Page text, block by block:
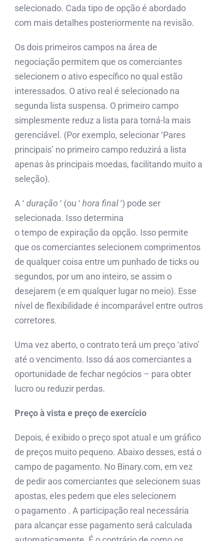
selecionado. Cada tipo de opção é abordado
com mais detalhes posteriormente na revisão.
Os dois primeiros campos na área de
negociação permitem que os comerciantes
selecionem o ativo específico no qual estão
interessados. O ativo real é selecionado na
segunda lista suspensa. O primeiro campo
simplesmente reduz a lista para torná-la mais
gerenciável. (Por exemplo, selecionar ‘Pares
principais’ no primeiro campo reduzirá a lista
apenas às principais moedas, facilitando muito a
seleção).
A ‘ duração ‘ (ou ‘ hora final‘) pode ser
selecionada. Isso determina
o tempo de expiração da opção. Isso permite
que os comerciantes selecionem comprimentos
de qualquer coisa entre um punhado de ticks ou
segundos, por um ano inteiro, se assim o
desejarem (e em qualquer lugar no meio). Esse
nível de flexibilidade é incomparável entre outros
corretores.
Uma vez aberto, o contrato terá um preço ‘ativo’
até o vencimento. Isso dá aos comerciantes a
oportunidade de fechar negócios – para obter
lucro ou reduzir perdas.
Preço à vista e preço de exercício
Depois, é exibido o preço spot atual e um gráfico
de preços muito pequeno. Abaixo desses, está o
campo de pagamento. No Binary.com, em vez
de pedir aos comerciantes que selecionem suas
apostas, eles pedem que eles selecionem
o pagamento . A participação real necessária
para alcançar esse pagamento será calculada